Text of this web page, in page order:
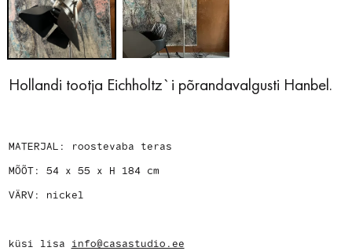
Hollandi tootja Eichholtz`i põrandavalgusti Hanbel.
MATERJAL: roostevaba teras
MÕÕT: 54 x 55 x H 184 cm
VÄRV: nickel
küsi lisa info@casastudio.ee